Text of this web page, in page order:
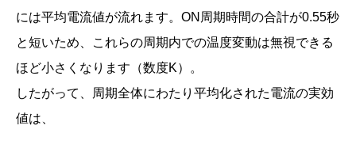
には平均電流値が流れます。ON周期時間の合計が0.55秒
と短いため、これらの周期内での温度変動は無視できる
ほど小さくなります（数度K）。
したがって、周期全体にわたり平均化された電流の実効
値は、